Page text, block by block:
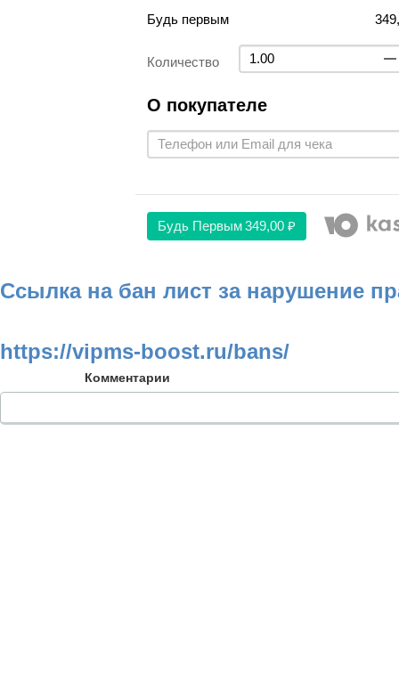
Будь первым
Количество
О покупателе
Будь Первым349,00 ₽
Ссылка на бан лист за нарушение
https://vipms-boost.ru/bans/
Комментарии